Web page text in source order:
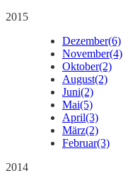
2015
Dezember(6)
November(4)
Oktober(2)
August(2)
Juni(2)
Mai(5)
April(3)
März(2)
Februar(3)
2014